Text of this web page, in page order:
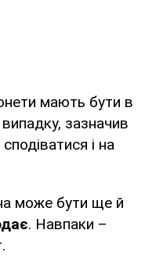
мають бути в
зазначив
і на
може бути ще й
. Навпаки –